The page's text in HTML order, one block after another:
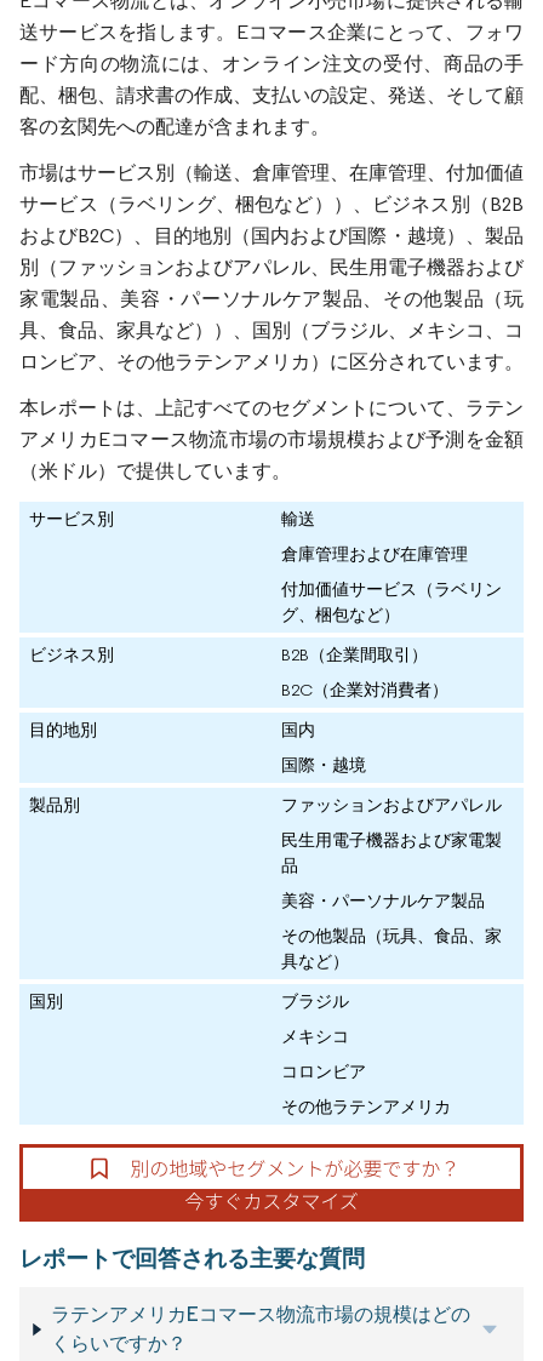
送サービスを指します。Eコマース企業にとって、フォワ
ード方向の物流には、オンライン注文の受付、商品の手
配、梱包、請求書の作成、支払いの設定、発送、そして顧
客の玄関先への配達が含まれます。
市場はサービス別（輸送、倉庫管理、在庫管理、付加価値
サービス（ラベリング、梱包など））、ビジネス別（B2B
およびB2C）、目的地別（国内および国際・越境）、製品
別（ファッションおよびアパレル、民生用電子機器および
家電製品、美容・パーソナルケア製品、その他製品（玩
具、食品、家具など））、国別（ブラジル、メキシコ、コ
ロンビア、その他ラテンアメリカ）に区分されています。
本レポートは、上記すべてのセグメントについて、ラテン
アメリカEコマース物流市場の市場規模および予測を金額
（米ドル）で提供しています。
サービス別
輸送
倉庫管理および在庫管理
付加価値サービス（ラベリン
グ、梱包など）
ビジネス別
B2B（企業間取引）
B2C（企業対消費者）
目的地別
国内
国際・越境
製品別
ファッションおよびアパレル
民生用電子機器および家電製
品
美容・パーソナルケア製品
その他製品（玩具、食品、家
具など）
国別
ブラジル
メキシコ
コロンビア
その他ラテンアメリカ
レポートで回答される主要な質問
ラテンアメリカEコマース物流市場の規模はどの
くらいですか？